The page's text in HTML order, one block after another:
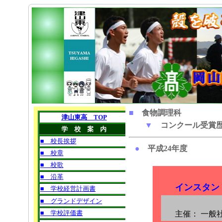
■
食物調理科
▼
コンクール受賞
● 平成24年度
インスタ
主催： 一般